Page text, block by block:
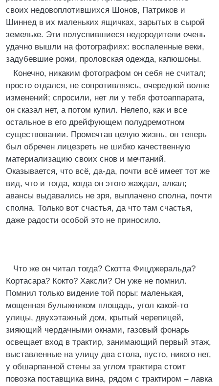
своих недовоплотившихся Шонов, Патриков и
Шиннед в их маленьких ящичках, зарытых в сырой
земельке. Эти полуспившиеся недородители очень
удачно вышли на фотографиях: воспаленные веки,
задубевшие рожи, проловская одежда, капюшоны.
Конечно, никаким фотографом он себя не считал;
просто отдался, не сопротивляясь, очередной волне
изменений; спросили, нет ли у тебя фотоаппарата,
он сказал нет, а потом купил. Нелепо, как и все
остальное в его дрейфующем полудремотном
существовании. Промечтав целую жизнь, он теперь
был обречен лицезреть не шибко качественную
материализацию своих снов и мечтаний.
Оказывается, что всё, да-да, почти всё имеет тот же
вид, что и тогда, когда он этого жаждал, алкал;
авансы выдавались не зря, выплачено сполна, почти
сполна. Только вот счастья, да что там счастья,
даже радости особой это не приносило.
Что же он читал тогда? Скотта Фицджеральда?
Кортасара? Кокто? Хаксли? Он уже не помнил.
Помнил только видение той поры: маленькая,
мощенная булыжником площадь, угол какой-то
улицы, двухэтажный дом, крытый черепицей,
зияющий чердачными окнами, газовый фонарь
освещает вход в трактир, занимающий первый этаж,
выставленные на улицу два стола, пусто, никого нет,
у обшарпанной стены за углом трактира стоит
повозка поставщика вина, рядом с трактиром – лавка